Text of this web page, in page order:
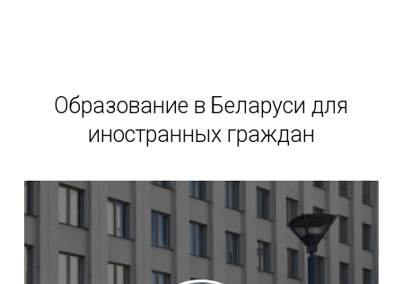
Образование в Беларуси для
иностранных граждан